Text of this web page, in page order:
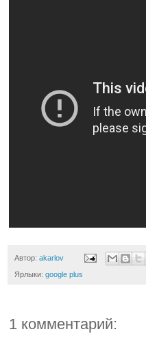
Автор: akarlov
Ярлыки: google plus
1 комментарий: